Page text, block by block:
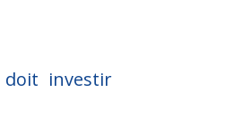
investir